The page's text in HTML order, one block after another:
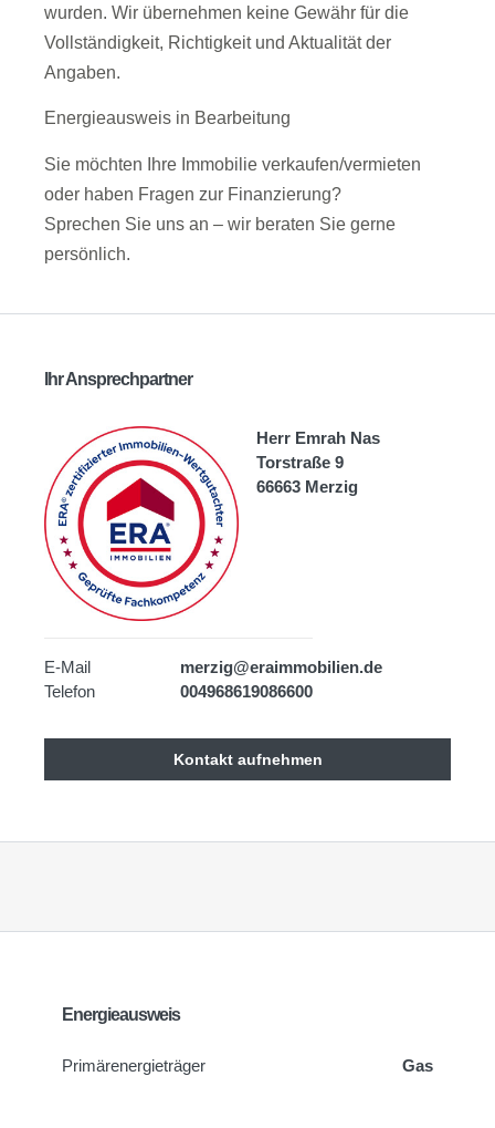
wurden. Wir übernehmen keine Gewähr für die
Vollständigkeit, Richtigkeit und Aktualität der
Angaben.
Energieausweis in Bearbeitung
Sie möchten Ihre Immobilie verkaufen/vermieten
oder haben Fragen zur Finanzierung?
Sprechen Sie uns an – wir beraten Sie gerne
persönlich.
Ihr Ansprechpartner
Herr Emrah Nas
Torstraße 9
66663 Merzig
E-Mail
merzig@eraimmobilien.de
Telefon
004968619086600
Kontakt aufnehmen
Energieausweis
Primärenergieträger Gas